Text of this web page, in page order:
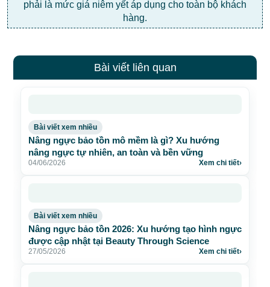
phải là mức giá niêm yết áp dụng cho toàn bộ khách
hàng.
Bài viết liên quan
Bài viết xem nhiều
Nâng ngực bảo tồn mô mềm là gì? Xu hướng
nâng ngực tự nhiên, an toàn và bền vững
04/06/2026 Xem chi tiết›
Bài viết xem nhiều
Nâng ngực bảo tồn 2026: Xu hướng tạo hình ngực
được cập nhật tại Beauty Through Science
27/05/2026 Xem chi tiết›